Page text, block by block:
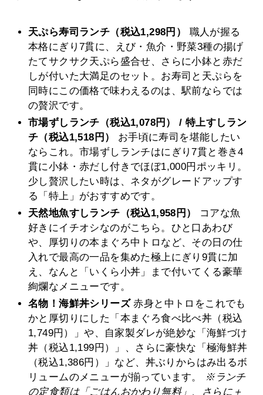
天ぷら寿司ランチ（税込1,298円）
職人が握る
本格にぎり7貫に、えび・魚介・野菜3種の揚げ
たてサクサク天ぷら盛合せ、さらに小鉢と赤だ
しが付いた大満足のセット。お寿司と天ぷらを
同時にこの価格で味わえるのは、駅前ならでは
の贅沢です。
市場ずしランチ（税込1,078円） / 特上すしラン
チ（税込1,518円）
お手頃に寿司を堪能したい
ならこれ。市場ずしランチはにぎり7貫と巻き4
貫に小鉢・赤だし付きでほぼ1,000円ポッキリ。
少し贅沢したい時は、ネタがグレードアップす
る「特上」がおすすめです。
天然地魚すしランチ（税込1,958円）
コアな魚
好きにイチオシなのがこちら。ひと口あわび
や、厚切りの本まぐろ中トロなど、その日の仕
入れで最高の一品を集めた極上にぎり9貫に加
え、なんと「いくら小丼」まで付いてくる豪華
絢爛なメニューです。
名物！海鮮丼シリーズ赤身と中トロをこれでも
かと厚切りにした「本まぐろ食べ比べ丼（税込
1,749円）」や、自家製ダレが絶妙な「海鮮づけ
丼（税込1,199円）」、さらに豪快な「極海鮮丼
（税込1,386円）」など、丼ぶりからはみ出るボ
リュームのメニューが揃っています。 ※ランチ
の定食類は「ごはんおかわり無料」、さらに＋